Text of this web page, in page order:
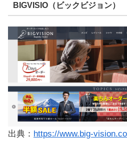
BIGVISIO（ビックビジョン）
出典： https://www.big-